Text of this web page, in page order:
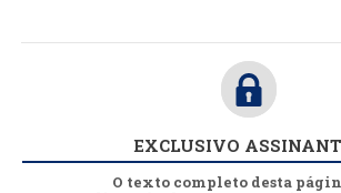
EXCLUSIVO
O texto completo desta